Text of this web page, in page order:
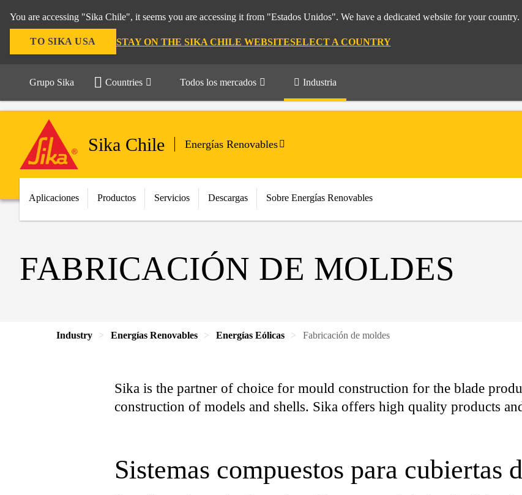
You are accessing "Sika Chile", it seems you are accessing it from "Estados Unidos". We have a dedicated website for your country.
TO SIKA USA STAY ON THE SIKA CHILE WEBSITESELECT A COUNTRY
Grupo Sika Countries Todos los mercados Industria
Sika Chile Energías Renovables
Aplicaciones Productos Servicios Descargas Sobre Energías Renovables
FABRICACIÓN DE MOLDES
Industry Energías Renovables Energías Eólicas Fabricación de moldes
Sika is the partner of choice for mould construction for the blade
construction of models and shells. Sika offers high quality products
Sistemas compuestos para cubiertas